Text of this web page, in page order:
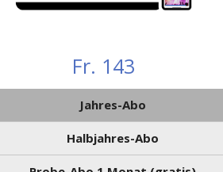
Fr. 143
Jahres-Abo
Halbjahres-Abo